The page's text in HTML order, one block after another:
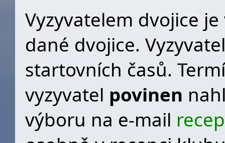
Vyzyvatelem dvojice
dané dvojice.
startovních časů.
vyzyvatel povinen
výboru na e-mail